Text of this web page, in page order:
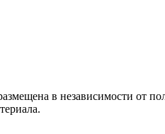
в независимости от